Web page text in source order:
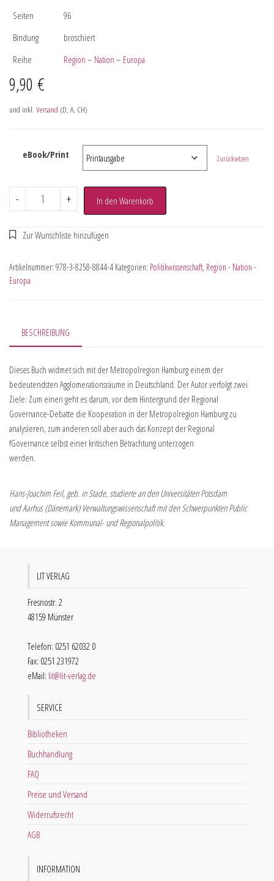
Seiten
96
Bindung
broschiert
Reihe
Region – Nation – Europa
9,90 €
und inkl. Versand (D, A, CH)
eBook/Print Zurücksetzen
- + In den Warenkorb
Artikelnummer: 978-3-8258-8844-4 Kategorien: Politikwissenschaft, Region - Nation -
Europa
BESCHREIBUNG
Dieses Buch widmet sich mit der Metropolregion Hamburg einem der
bedeutendsten Agglomerationsräume in Deutschland. Der Autor verfolgt zwei
Ziele: Zum einen geht es darum, vor dem Hintergrund der Regional
Governance-Debatte die Kooperation in der Metropolregion Hamburg zu
analysieren, zum anderen soll aber auch das Konzept der Regional
fGovernance selbst einer kritischen Betrachtung unterzogen
werden.
Hans-Joachim Feil, geb. in Stade, studierte an den Universitäten Potsdam
und Aarhus (Dänemark) Verwaltungswissenschaft mit den Schwerpunkten Public
Management sowie Kommunal- und Regionalpolitik.
LIT VERLAG
Fresnostr. 2
48159 Münster
Telefon: 0251 62032 0
Fax: 0251 231972
eMail: lit@lit-verlag.de
SERVICE
Bibliotheken
Buchhandlung
FAQ
Preise und Versand
Widerrufsrecht
AGB
INFORMATION